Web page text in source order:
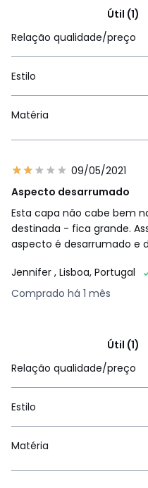
Útil (1)
Relação qualidade/preço
Estilo
Matéria
09/05/2021
Aspecto desarrumado
Esta capa não cabe bem
destinada - fica grande.
aspecto é desarrumado e
Jennifer , Lisboa, Portugal
Comprado há 1 mês
Útil (1)
Relação qualidade/preço
Estilo
Matéria